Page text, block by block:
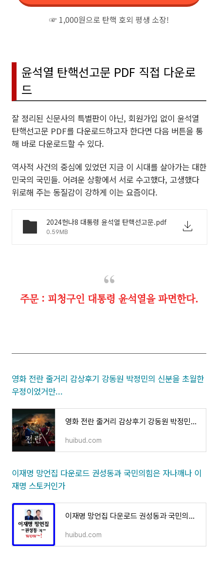
☞ 1,000원으로 탄핵 호외 평생 소장!
윤석열 탄핵선고문 PDF 직접 다운로
드
잘 정리된 신문사의 특별판이 아닌, 회원가입 없이 윤석열
탄핵선고문 PDF를 다운로드하고자 한다면 다음 버튼을 통
해 바로 다운로드할 수 있다.
역사적 사건의 중심에 있었던 지금 이 시대를 살아가는 대한
민국의 국민들. 어려운 상황에서 서로 수고했다, 고생했다
위로해 주는 동질감이 강하게 이는 요즘이다.
2024헌나8 대통령 윤석열 탄핵선고문.pdf
0.59MB
주문 : 피청구인 대통령 윤석열을 파면한다.
영화 전란 줄거리 감상후기 강동원 박정민의 신분을 초월한
우정이었거만...
영화 전란 줄거리 감상후기 강동원 박정민의 신분을 초월한 우정이었거만...
huibud.com
이재명 망언집 다운로드 권성동과 국민의힘은 자나깨나 이
재명 스토커인가
이재명 망언집 다운로드 권성동과 국민의힘은 자나깨나 이재명 스토커인가
huibud.com